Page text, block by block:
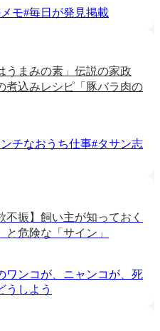
モ#毎日が発見掲載
うまみの素」伝説の家政
煮込みレシピ「豚バラ肉の
チなおうち仕事#タサン志
不振】飼い主が知っておく
と危険な「サイン」
ワンコが、ニャンコが、死
うしよう